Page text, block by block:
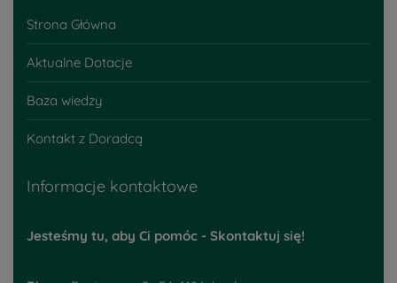
Strona Główna
Aktualne Dotacje
Baza wiedzy
Kontakt z Doradcą
Informacje kontaktowe
Jesteśmy tu, aby Ci pomóc - Skontaktuj się!